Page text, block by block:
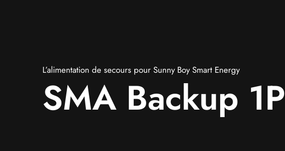
L’alimentation de secours pour Sunny Boy Smart Energy
SMA Backup 1P